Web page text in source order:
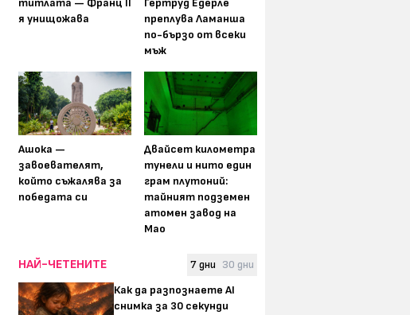
я унищожава
преплува Ламанша
по-бързо от всеки
мъж
Ашока —
завоевателят,
който съжалява за
победата си
Двайсет километра
тунели и нито един
грам плутоний:
тайният подземен
атомен завод на
Мао
НАЙ-ЧЕТЕНИТЕ 7 дни 30 дни
Как да разпознаете AI
снимка за 30 секунди